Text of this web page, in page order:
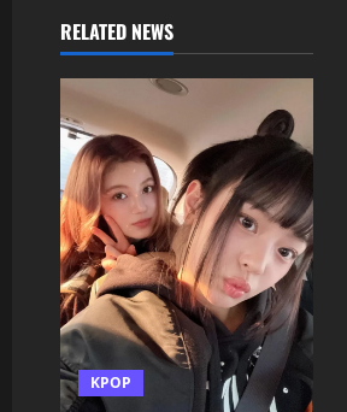
v
i
g
a
t
i
o
n
RELATED NEWS
KPOP